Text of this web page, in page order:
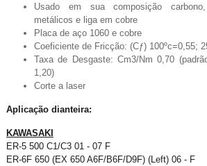
Usado em sua composição
metálicos e liga em cobre
Placa de aço 1060 e cobre
Coeficiente de Fricção: (Cƒ) 100ºc=0,55;
Taxa de Desgaste: Cm3/Nm 0,70
1,20)
Corte a laser
Aplicação dianteira:
KAWASAKI
ER-5 500 C1/C3 01 - 07 F
ER-6F 650 (EX 650 A6F/B6F/D9F) (Left) 06 - F